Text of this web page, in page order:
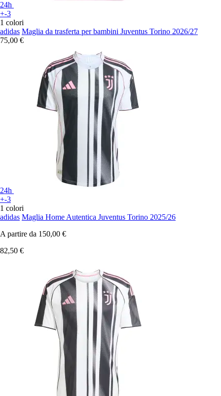
24h
+-3
1 colori
adidas Maglia da trasferta per bambini Juventus Torino 2026/27
75,00 €
24h
+-3
1 colori
adidas Maglia Home Autentica Juventus Torino 2025/26
A partire da 150,00 €
82,50 €